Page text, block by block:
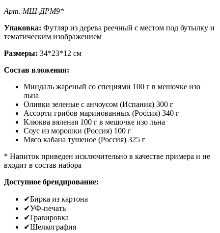
Арт. МШ-ДРМ9*
Упаковка: Футляр из дерева реечный с местом под бутылку и
тематическим изображением
Размеры: 34*23*12 см
Состав вложения:
Миндаль жареный со специями 100 г в мешочке изо
льна
Оливки зеленые с анчоусом (Испания) 300 г
Ассорти грибов маринованных (Россия) 340 г
Клюква вяленая 100 г в мешочке изо льна
Соус из морошки (Россия) 100 г
Мясо кабана тушеное (Россия) 325 г
* Напиток приведен исключительно в качестве примера и не
входит в состав набора
Доступное брендирование:
✔Бирка из картона
✔УФ-печать
✔Гравировка
✔Шелкография